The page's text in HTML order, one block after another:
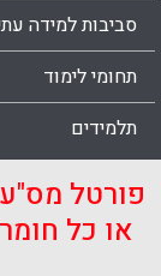
סביבות למידה
תחומי לימוד
תלמידים
פורטל
או כל